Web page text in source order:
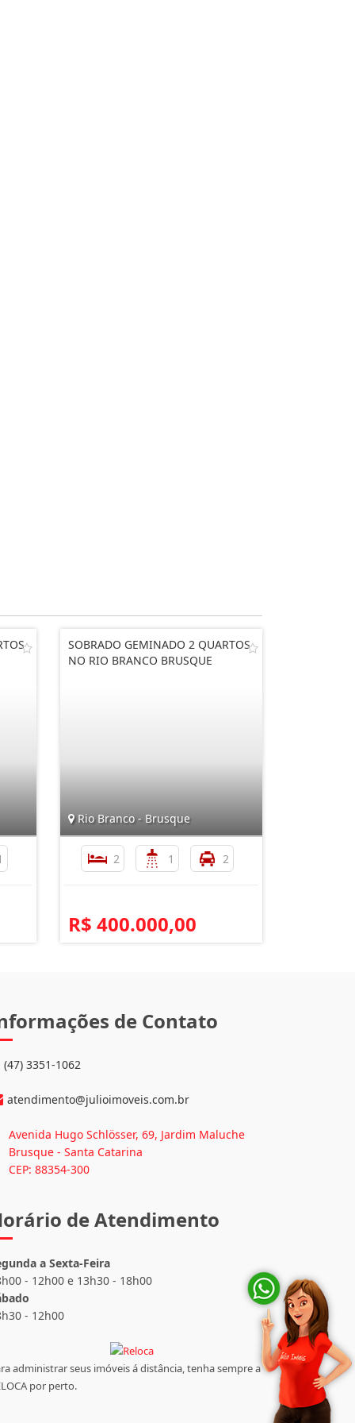
SOBRADO GEMINADO 2 QUARTOS
NO RIO BRANCO BRUSQUE
Rio Branco - Brusque
2 1 2
R$ 400.000,00
de Contato
(47) 3351-1062
Avenida Hugo Schlösser, 69, Jardim Maluche
de Atendimento
- 12h00 e 13h30 - 18h00
- 12h00